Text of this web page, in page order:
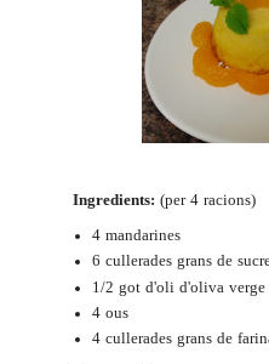
Ingredients: (per 4 racions)
4 mandarines
6 cullerades grans de
1/2 got d'oli d'oliva verge
4 ous
4 cullerades grans de